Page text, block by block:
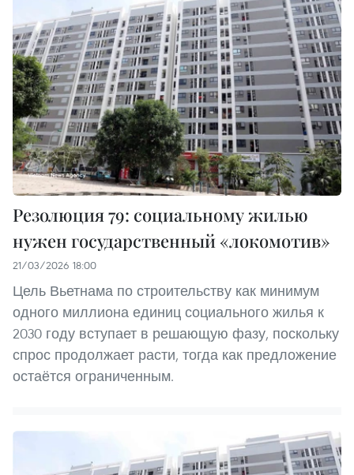
Резолюция 79: социальному жилью
нужен государственный «локомотив»
21/03/2026 18:00
Цель Вьетнама по строительству как минимум
одного миллиона единиц социального жилья к
2030 году вступает в решающую фазу, поскольку
спрос продолжает расти, тогда как предложение
остаётся ограниченным.